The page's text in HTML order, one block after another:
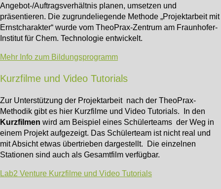
Angebot-/Auftragsverhältnis planen, umsetzen und
präsentieren. Die zugrundeliegende Methode „Projektarbeit mit
Ernstcharakter“ wurde vom TheoPrax-Zentrum am Fraunhofer-
Institut für Chem. Technologie entwickelt.
Mehr Info zum Bildungsprogramm
Kurzfilme und Video Tutorials
Zur Unterstützung der Projektarbeit nach der TheoPrax-
Methodik gibt es hier Kurzfilme und Video Tutorials. In den
Kurzfilmen wird am Beispiel eines Schülerteams der Weg in
einem Projekt aufgezeigt. Das Schülerteam ist nicht real und
mit Absicht etwas übertrieben dargestellt. Die einzelnen
Stationen sind auch als Gesamtfilm verfügbar.
Lab2 Venture Kurzfilme und Video Tutorials